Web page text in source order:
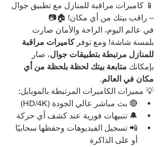
📱 كاميرات مراقبة للمنازل مع تطبيق جوال
– راقب بيتك من أي مكان! 🏠📷
في عالم اليوم، الراحة والأمان صارت
بلمسة شاشة! ومع توفر كاميرات مراقبة
للمنازل مرتبطة بتطبيقات جوال، صار
بإمكانك متابعة بيتك لحظة بلحظة من أي
مكان في العالم.
💡 مميزات الكاميرات المرتبطة بالموبايل:
🔴 بث مباشر عالي الجودة (HD/4K)
🔔 تنبيهات فورية عند كشف أي حركة
📲 تسجيل الفيديوهات وحفظها سحابيًا
أو على الذاكرة